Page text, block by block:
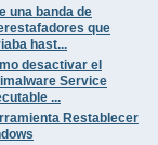
una banda de
que
hast...
desactivar el
Service
...
Restablecer